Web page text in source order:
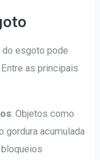
do esgoto pode
as principais
: Objetos como
gordura acumulada